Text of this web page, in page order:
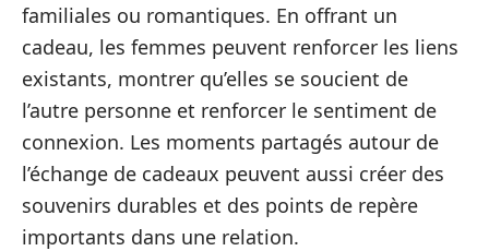
familiales ou romantiques. En offrant un
cadeau, les femmes peuvent renforcer les liens
existants, montrer qu’elles se soucient de
l’autre personne et renforcer le sentiment de
connexion. Les moments partagés autour de
l’échange de cadeaux peuvent aussi créer des
souvenirs durables et des points de repère
importants dans une relation.